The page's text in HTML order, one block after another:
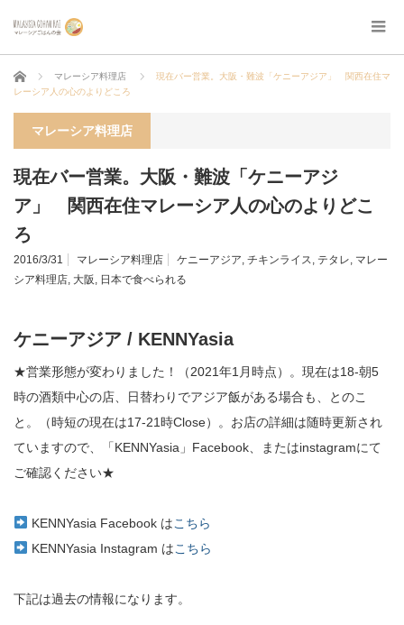
ホーム マレーシア料理店
現在バー営業。大阪・難波「ケニーアジア」 関西在住マ
レーシア人の心のよりどころ
マレーシア料理店
現在バー営業。大阪・難波「ケニーアジ
ア」 関西在住マレーシア人の心のよりどこ
ろ
2016/3/31 マレーシア料理店 ケニーアジア, チキンライス, テタレ, マレー
シア料理店, 大阪 , 日本で食べられる
ケニーアジア / KENNYasia
★営業形態が変わりました！（2021年1月時点）。現在は18-朝5
時の酒類中心の店、日替わりでアジア飯がある場合も、とのこ
と。（時短の現在は17-21時Close）。お店の詳細は随時更新され
ていますので、「KENNYasia」Facebook、またはinstagramにて
ご確認ください★
KENNYasia Facebook はこちら
KENNYasia Instagram はこちら
下記は過去の情報になります。